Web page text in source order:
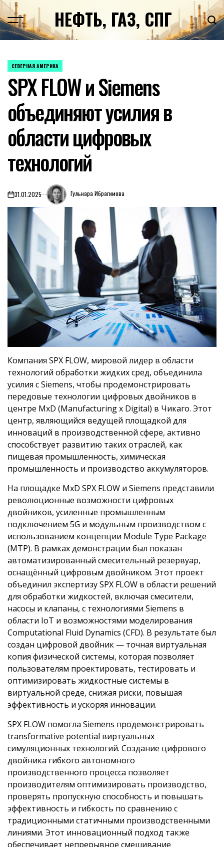
Перейти
к
содержимомуНЕФТЬ, ГАЗ, СПГ
ОПУБЛИКОВАНО
СЕВЕРНАЯ АМЕРИКА
SPX FLOW и Siemens
объединяют усилия в
области цифровых
технологий
on31.01.2025 Гульнара Ибрагимова
Компания SPX FLOW, мировой лидер в области
технологий обработки жидких сред, объединила
усилия с Siemens, чтобы продемонстрировать
передовые технологии цифровых двойников в
центре MxD (Manufacturing x Digital) в Чикаго. Этот
центр, являющийся ведущей площадкой для
инноваций в производственной сфере, активно
способствует развитию таких отраслей, как
пищевая промышленность, химическая
промышленность и производство аккумуляторов.
На площадке MxD SPX FLOW и Siemens представили
революционные возможности цифровых
двойников, усиленные промышленным
подключением 5G и модульным производством с
использованием концепции Module Type Package
(MTP). В рамках демонстрации был показан
автоматизированный смесительный резервуар,
оснащённый цифровым двойником. Этот проект
объединил экспертизу SPX FLOW в области решений
для обработки жидкостей, включая смесители,
насосы и клапаны, с технологиями Siemens в
области IoT и возможностями моделирования
Computational Fluid Dynamics (CFD). В результате был
создан цифровой двойник — точная виртуальная
копия физической системы, которая позволяет
пользователям проектировать, тестировать и
оптимизировать жидкостные системы в
виртуальной среде, снижая риски, повышая
эффективность и ускоряя инновации.
SPX FLOW помогла Siemens продемонстрировать
transformative potential виртуальных
симуляционных технологий. Создание цифрового
двойника гибкого автономного
производственного процесса позволяет
производителям оптимизировать производство,
проверять пропускную способность и повышать
эффективность и гибкость по сравнению с
традиционными статичными производственными
линиями. Этот инновационный подход также
обеспечивает непрерывное смешивание